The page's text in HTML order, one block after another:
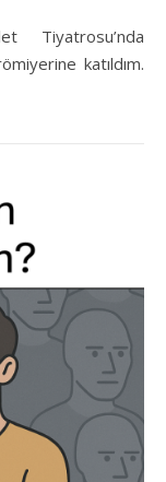
katıldım.